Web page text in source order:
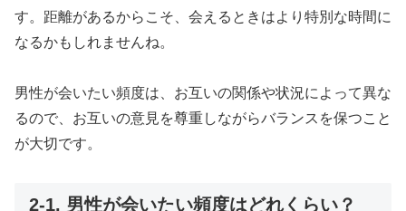
す。距離があるからこそ、会えるときはより特別な時間に
なるかもしれませんね。
男性が会いたい頻度は、お互いの関係や状況によって異な
るので、お互いの意見を尊重しながらバランスを保つこと
が大切です。
2-1. 男性が会いたい頻度はどれくらい？